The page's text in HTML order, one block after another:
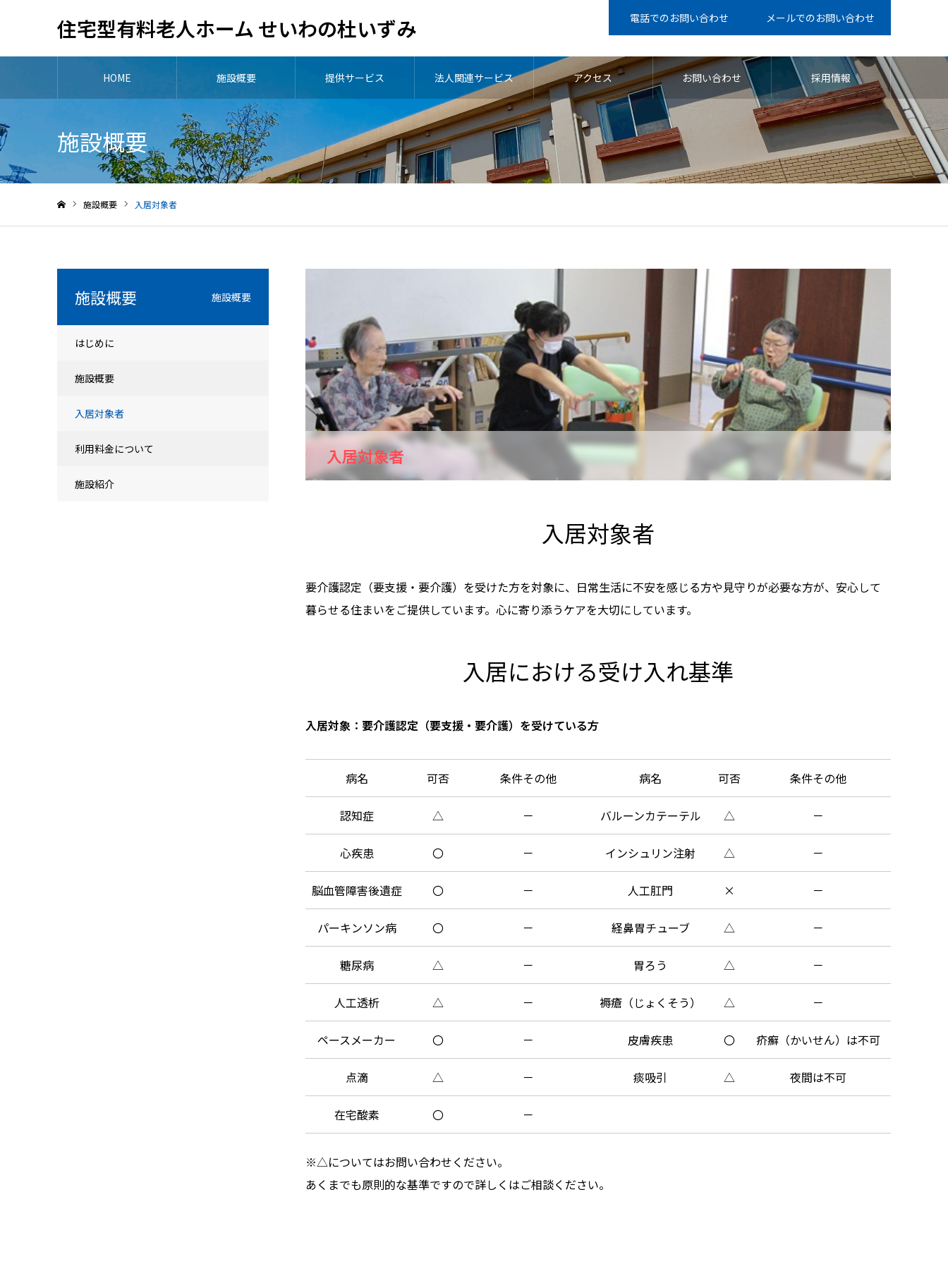
住宅型有料老人ホーム せいわの杜いずみ 電話でのお問い合わせ メールでのお問い合わせ
HOME 施設概要 提供サービス 法人関連サービス アクセス お問い合わせ 採用情報
施設概要
施設概要 入居対象者
入居対象者
入居対象者
要介護認定（要支援・要介護）を受けた方を対象に、日常生活に不安を感じる方や見守りが必要な方が、安心して
暮らせる住まいをご提供しています。心に寄り添うケアを大切にしています。
入居における受け入れ基準
入居対象：要介護認定（要支援・要介護）を受けている方
病名 可否 条件その他 病名 可否 条件その他
認知症 △ － バルーンカテーテル △ －
心疾患 〇 － インシュリン注射 △ －
脳血管障害後遺症 〇 － 人工肛門 × －
パーキンソン病 〇 － 経鼻胃チューブ △ －
糖尿病 △ － 胃ろう △ －
人工透析 △ － 褥瘡（じょくそう） △ －
ペースメーカー 〇 － 皮膚疾患 〇 疥癬（かいせん）は不可
点滴 △ － 痰吸引 △ 夜間は不可
在宅酸素 〇 －
※△についてはお問い合わせください。
あくまでも原則的な基準ですので詳しくはご相談ください。
施設概要 施設概要
はじめに
施設概要
入居対象者
利用料金について
施設紹介